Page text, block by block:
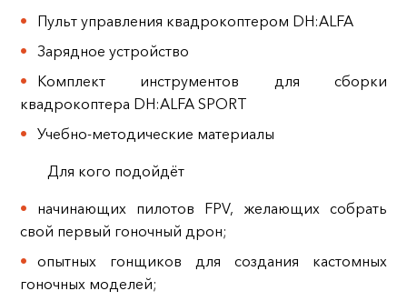
Пульт управления квадрокоптером DH:ALFA
Зарядное устройство
Комплект инструментов для сборки
квадрокоптера DH:ALFA SPORT
Учебно-методические материалы
Для кого подойдёт
начинающих пилотов FPV, желающих собрать
свой первый гоночный дрон;
опытных гонщиков для создания кастомных
гоночных моделей;